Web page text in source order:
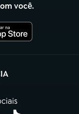
você.
nova aba)